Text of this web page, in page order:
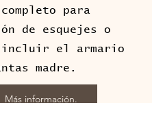
para
de esquejes o
incluir el armario
madre.
Más información.